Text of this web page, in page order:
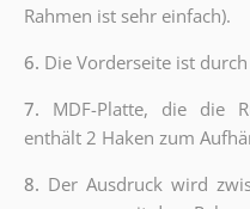
Rahmen ist sehr einfach).
6. Die Vorderseite ist
7. MDF-Platte, die die
enthält 2 Haken zum
8. Der Ausdruck wird